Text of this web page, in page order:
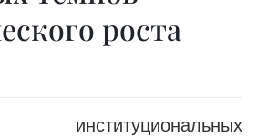
роста
институциональных